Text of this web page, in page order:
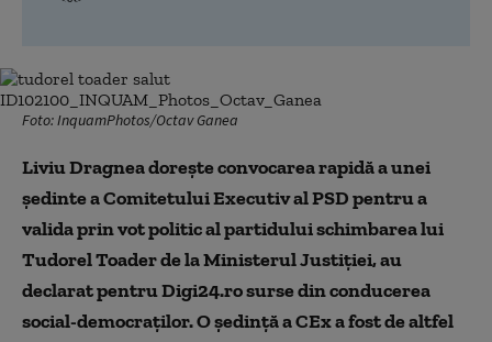
Foto: InquamPhotos/Octav Ganea
Liviu Dragnea dorește convocarea rapidă a unei
ședinte a Comitetului Executiv al PSD pentru a
valida prin vot politic al partidului schimbarea lui
Tudorel Toader de la Ministerul Justiției, au
declarat pentru Digi24.ro surse din conducerea
social-democraților. O ședință a CEx a fost de altfel